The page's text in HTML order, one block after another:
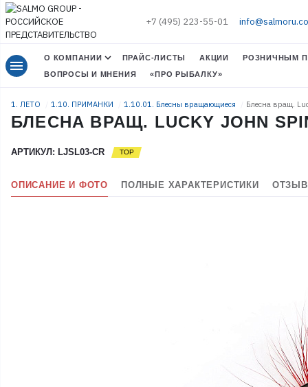
+7 (495) 223-55-01
menu О КОМПАНИИ ПРАЙС-ЛИСТЫ АКЦИИ
РОЗНИЧНЫМ
ВОПРОСЫ И МНЕНИЯ
«ПРО РЫБАЛКУ»
1. ЛЕТО 1.10. ПРИМАНКИ 1.10.01. Блесны вращающиеся Блесна вращ.
БЛЕСНА ВРАЩ. LUCKY JOHN
АРТИКУЛ: LJSL03-CR
ОПИСАНИЕ И ФОТО ПОЛНЫЕ ХАРАКТЕРИСТИКИ